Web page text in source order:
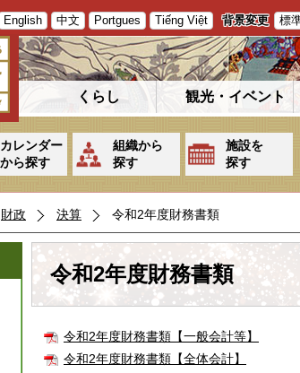
English 中文 Portgues Tiếng Việt 背景変更 標
くらし 観光・イベント
カレンダー
から探す
組織から
探す
施設を
探す
財政 決算 令和2年度財務書類
令和2年度財務書類
令和2年度財務書類【一般会計等】
令和2年度財務書類【全体会計】